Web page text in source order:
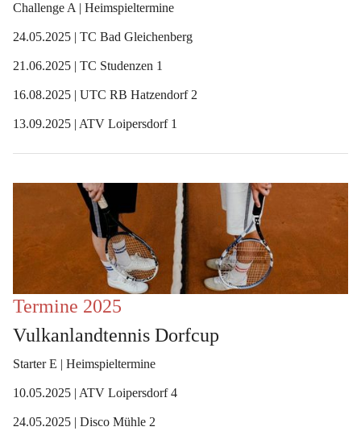
Challenge A | Heimspieltermine
24.05.2025 | TC Bad Gleichenberg
21.06.2025 | TC Studenzen 1
16.08.2025 | UTC RB Hatzendorf 2
13.09.2025 | ATV Loipersdorf 1
Termine 2025
Vulkanlandtennis Dorfcup
Starter E | Heimspieltermine
10.05.2025 | ATV Loipersdorf 4
24.05.2025 | Disco Mühle 2